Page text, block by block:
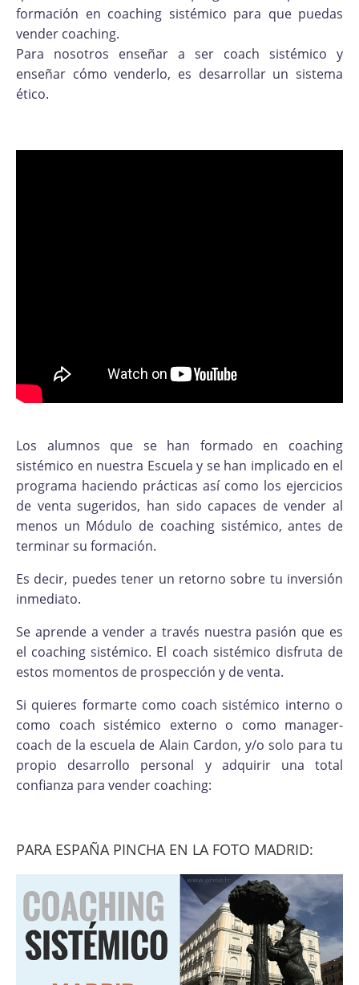
formación en coaching sistémico para que puedas
vender coaching.
Para nosotros enseñar a ser coach sistémico y
enseñar cómo venderlo, es desarrollar un sistema
ético.
Los alumnos que se han formado en coaching
sistémico en nuestra Escuela y se han implicado en el
programa haciendo prácticas así como los ejercicios
de venta sugeridos, han sido capaces de vender al
menos un Módulo de coaching sistémico, antes de
terminar su formación.
Es decir, puedes tener un retorno sobre tu inversión
inmediato.
Se aprende a vender a través nuestra pasión que es
el coaching sistémico. El coach sistémico disfruta de
estos momentos de prospección y de venta.
Si quieres formarte como coach sistémico interno o
como coach sistémico externo o como manager-
coach de la escuela de Alain Cardon, y/o solo para tu
propio desarrollo personal y adquirir una total
confianza para vender coaching:
PARA ESPAÑA PINCHA EN LA FOTO MADRID: